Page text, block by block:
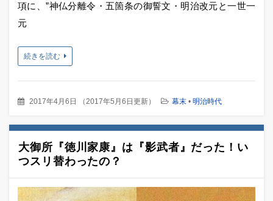
項に、”神仏分離令・五箇条の御誓文・明治改元と一世一
元
続きを読む
2017年4月6日 （2017年5月6日更新） 幕末 • 明治時代
大御所『徳川家康』は『影武者』だった！い
つスリ替わったの？